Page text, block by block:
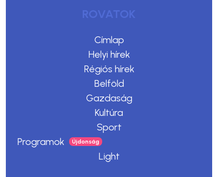
ROVATOK
Címlap
Helyi hírek
Régiós hírek
Belföld
Gazdaság
Kultúra
Sport
Programok
Light